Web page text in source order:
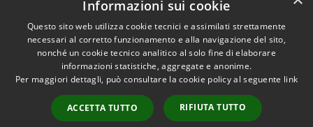
RSS
Accessibilità
Copyright © 2026 • Comune di
byMunicipium
Accesso
Informazioni sui cookie
Questo sito web utilizza cookie tecnici e assimilati strettamente
necessari al corretto funzionamento e alla navigazione del sito,
nonché un cookie tecnico analitico al solo fine di elaborare
informazioni statistiche, aggregate e anonime.
Per maggiori dettagli, può consultare la cookie policy al seguente link
ACCETTA TUTTO RIFIUTA TUTTO